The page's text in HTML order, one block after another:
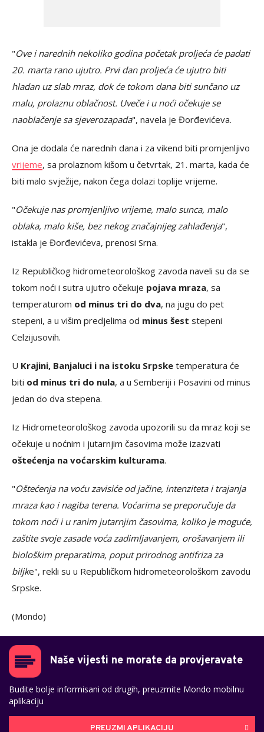
"Ove i narednih nekoliko godina početak proljeća će padati
20. marta rano ujutro. Prvi dan proljeća će ujutro biti
hladan uz slab mraz, dok će tokom dana biti sunčano uz
malu, prolaznu oblačnost. Uveče i u noći očekuje se
naoblačenje sa sjeverozapada", navela je Đorđevićeva.
Ona je dodala će narednih dana i za vikend biti promjenljivo
vrijeme, sa prolaznom kišom u četvrtak, 21. marta, kada će
biti malo svježije, nakon čega dolazi toplije vrijeme.
"Očekuje nas promjenljivo vrijeme, malo sunca, malo
oblaka, malo kiše, bez nekog značajnijeg zahlađenja",
istakla je Đorđevićeva, prenosi Srna.
Iz Republičkog hidrometeorološkog zavoda naveli su da se
tokom noći i sutra ujutro očekuje pojava mraza, sa
temperaturom od minus tri do dva, na jugu do pet
stepeni, a u višim predjelima od minus šest stepeni
Celzijusovih.
U Krajini, Banjaluci i na istoku Srpske temperatura će
biti od minus tri do nula, a u Semberiji i Posavini od minus
jedan do dva stepena.
Iz Hidrometeorološkog zavoda upozorili su da mraz koji se
očekuje u noćnim i jutarnjim časovima može izazvati
oštećenja na voćarskim kulturama.
"Oštećenja na voću zavisiće od jačine, intenziteta i trajanja
mraza kao i nagiba terena. Voćarima se preporučuje da
tokom noći i u ranim jutarnjim časovima, koliko je moguće,
zaštite svoje zasade voća zadimljavanjem, orošavanjem ili
biološkim preparatima, poput prirodnog antifriza za
biljke", rekli su u Republičkom hidrometeorološkom zavodu
Srpske.
(Mondo)
Naše vijesti ne morate da provjeravate
Budite bolje informisani od drugih, preuzmite Mondo mobilnu
aplikaciju
PREUZMI APLIKACIJU